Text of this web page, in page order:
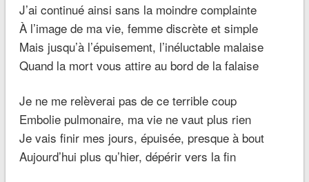
J’ai continué ainsi sans la moindre complainte
À l’image de ma vie, femme discrète et simple
Mais jusqu’à l’épuisement, l’inéluctable malaise
Quand la mort vous attire au bord de la falaise
Je ne me relèverai pas de ce terrible coup
Embolie pulmonaire, ma vie ne vaut plus rien
Je vais finir mes jours, épuisée, presque à bout
Aujourd’hui plus qu’hier, dépérir vers la fin